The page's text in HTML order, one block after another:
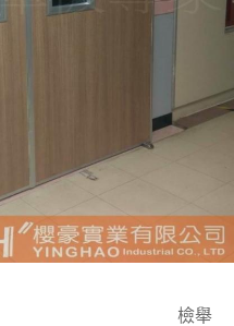
檢舉